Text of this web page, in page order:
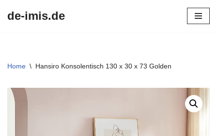
de-imis.de
Home \ Hansiro Konsolentisch 130 x 30 x 73 Golden